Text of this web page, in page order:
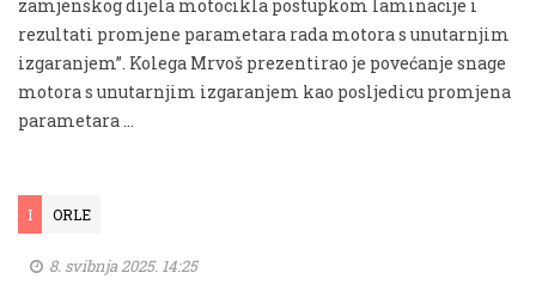
zamjenskog dijela motocikla postupkom laminacije i
rezultati promjene parametara rada motora s unutarnjim
izgaranjem”. Kolega Mrvoš prezentirao je povećanje snage
motora s unutarnjim izgaranjem kao posljedicu promjena
parametara …
I ORLE
8. svibnja 2025. 14:25